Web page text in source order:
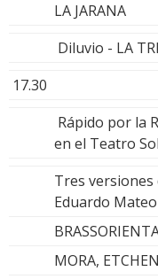
LA JARANA
Diluvio - LA
17.30
Rápido por la
en el Teatro
Tres versiones
Eduardo Mateo
MORA,